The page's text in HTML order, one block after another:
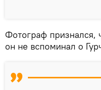
Фотограф признался,
он не вспоминал о